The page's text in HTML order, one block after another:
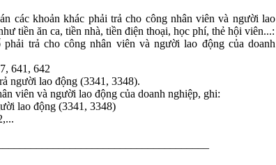
các khoản khác phải trả cho công nhân viên và người lao
tiền ăn ca, tiền nhà, tiền điện thoại, học phí, thẻ hội viên...:
trả cho công nhân viên và người lao động của doanh
641, 642
người lao động (3341, 3348).
viên và người lao động của doanh nghiệp, ghi:
lao động (3341, 3348)